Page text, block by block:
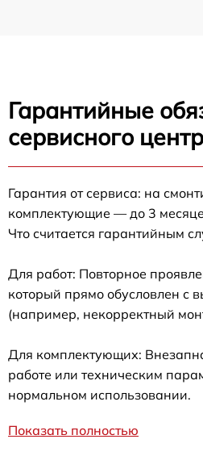
Гарантийные
сервисного
Гарантия от сервиса: на
комплектующие — до 3
Что считается гарантийным
Для работ: Повторное
который прямо обусловлен с
(например, некорректный
Для комплектующих:
работе или техническим
нормальном использовании.
Показать полностью